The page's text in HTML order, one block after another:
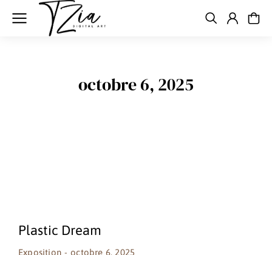
octobre 6, 2025
Plastic Dream
Exposition octobre 6, 2025